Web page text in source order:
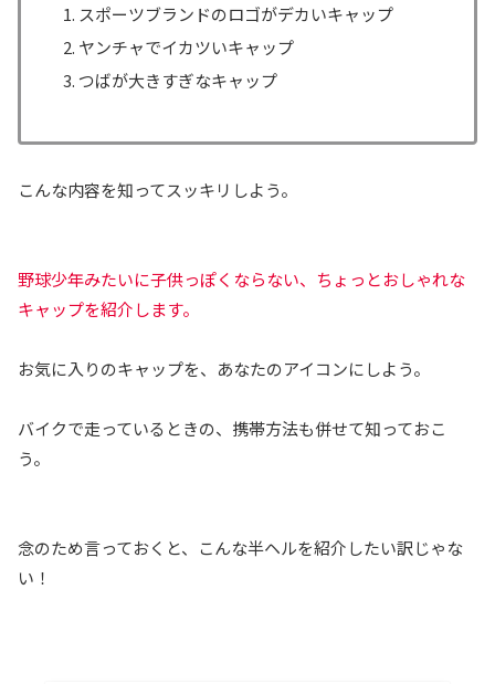
スポーツブランドのロゴがデカいキャップ
ヤンチャでイカツいキャップ
つばが大きすぎなキャップ
こんな内容を知ってスッキリしよう。
野球少年みたいに子供っぽくならない、ちょっとおしゃれな
キャップを紹介します。
お気に入りのキャップを、あなたのアイコンにしよう。
バイクで走っているときの、携帯方法も併せて知っておこ
う。
念のため言っておくと、こんな半ヘルを紹介したい訳じゃな
い！